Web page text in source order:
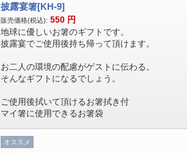
披露宴箸[KH-9]
販売価格(税込): 550 円
地球に優しいお箸のギフトです。
披露宴でご使用後持ち帰って頂けます。
お二人の環境の配慮がゲストに伝わる。
そんなギフトになるでしょう。
ご使用後拭いて頂けるお箸拭き付
マイ箸に使用できるお箸袋
オススメ